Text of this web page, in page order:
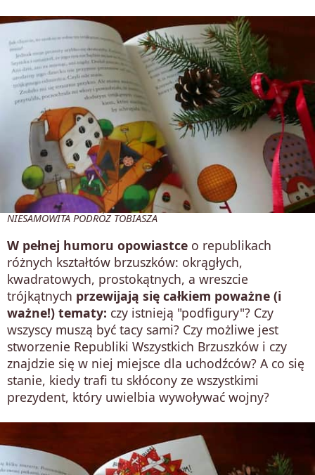
NIESAMOWITA PODRÓŻ TOBIASZA
W pełnej humoru opowiastce o republikach
różnych kształtów brzuszków: okrągłych,
kwadratowych, prostokątnych, a wreszcie
trójkątnych przewijają się całkiem poważne (i
ważne!) tematy: czy istnieją "podfigury"? Czy
wszyscy muszą być tacy sami? Czy możliwe jest
stworzenie Republiki Wszystkich Brzuszków i czy
znajdzie się w niej miejsce dla uchodźców? A co się
stanie, kiedy trafi tu skłócony ze wszystkimi
prezydent, który uwielbia wywoływać wojny?